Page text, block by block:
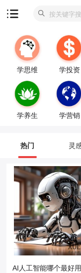
学思维 学投资
学养生 学营销
热门 灵
AI人工智能哪个最好用